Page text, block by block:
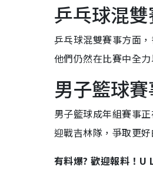
乒乓球混
乒乓球混雙賽事方面
他們仍然在比賽中全
男子籃球賽
男子籃球成年組賽事
迎戰吉林隊，爭取更好
有料爆? 歡迎報料！